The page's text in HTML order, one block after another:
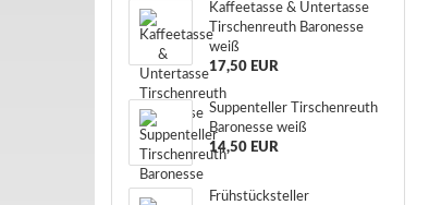
Kaffeetasse & Untertasse
Tirschenreuth Baronesse
weiß
17,50 EUR
Suppenteller Tirschenreuth
Baronesse weiß
14,50 EUR
Frühstücksteller